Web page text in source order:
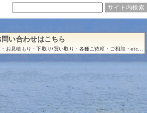
い合わせはこちら
お見積もり・下取り/買い取り・各種ご依頼・ご相談・etc...